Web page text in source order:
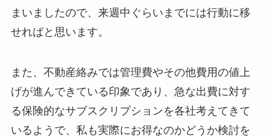
まいましたので、来週中ぐらいまでには行動に移
せればと思います。
また、不動産絡みでは管理費やその他費用の値上
げが進んできている印象であり、急な出費に対す
る保険的なサブスクリプションを各社考えてきて
いるようで、私も実際にお得なのかどうか検討を